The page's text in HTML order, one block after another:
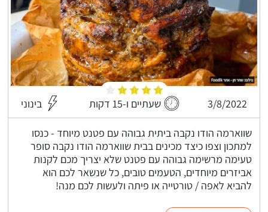
3/8/2022 שעתיים ו-15 דקות בינוני
שווארמה הודו נקבה ביתית גבוהה עם פטנט מיוחד - כנסו
למתכון וצפו כיצד מכינים בבית שווארמה הודו נקבה סופר
טעימה מרשימה גבוהה עם פטנט שלא יצריך מכם לקנות
אביזרים מיוחדים, הטעמים טובים, כל שנשאר לכם הוא
להביא לאפה / טורטייה או פיתה ולעשות לכם מנה!